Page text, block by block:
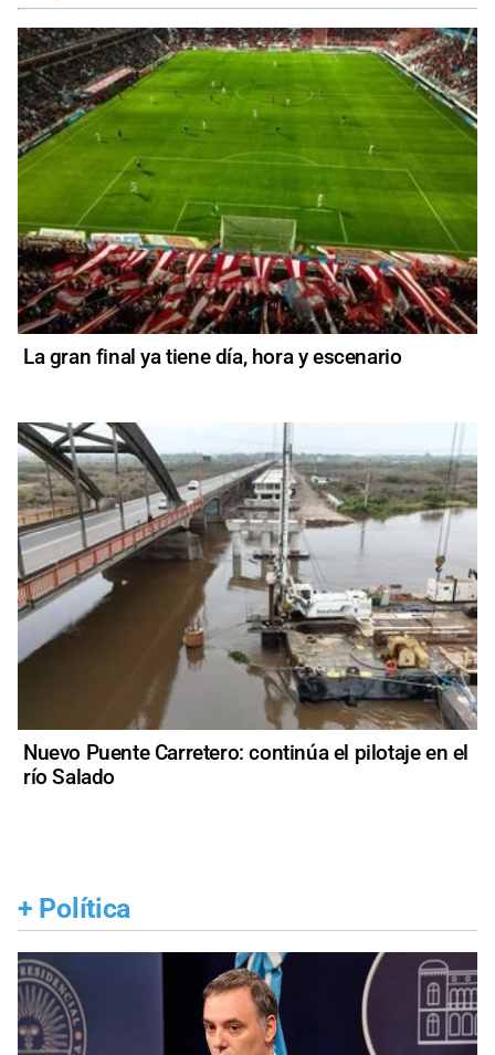
La gran final ya tiene día, hora y escenario
Nuevo Puente Carretero: continúa el pilotaje en el
río Salado
+ Política